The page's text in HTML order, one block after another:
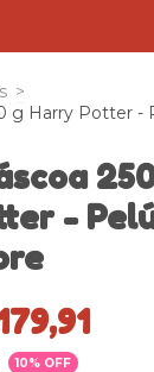
>
g Harry Potter -
-
10% OFF